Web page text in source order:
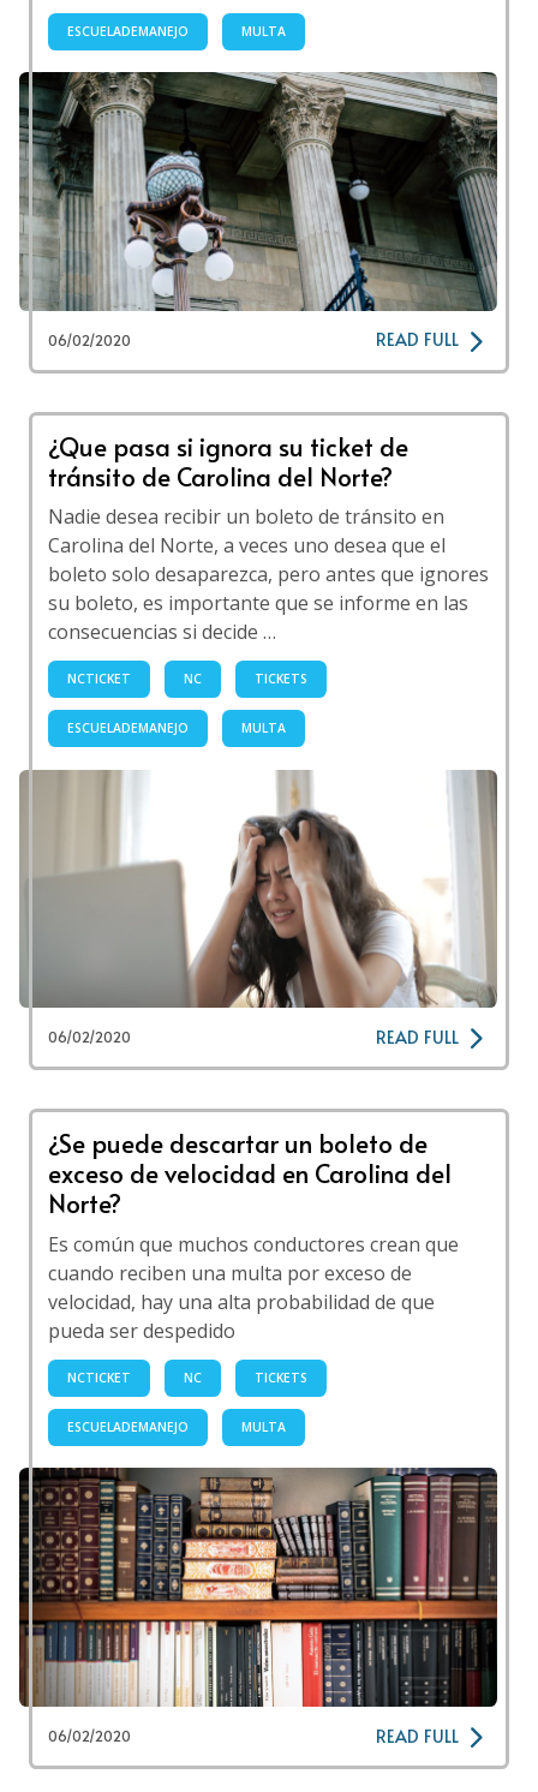
ESCUELADEMANEJO MULTA
06/02/2020 READ FULL
¿Que pasa si ignora su ticket de
tránsito de Carolina del Norte?
Nadie desea recibir un boleto de tránsito en
Carolina del Norte, a veces uno desea que el
boleto solo desaparezca, pero antes que ignores
su boleto, es importante que se informe en las
consecuencias si decide …
NCTICKET NC TICKETS
ESCUELADEMANEJO MULTA
06/02/2020 READ FULL
¿Se puede descartar un boleto de
exceso de velocidad en Carolina del
Norte?
Es común que muchos conductores crean que
cuando reciben una multa por exceso de
velocidad, hay una alta probabilidad de que
pueda ser despedido
NCTICKET NC TICKETS
ESCUELADEMANEJO MULTA
06/02/2020 READ FULL